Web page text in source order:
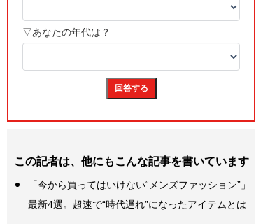
この記者は、他にもこんな記事を書いています
「今から買ってはいけない“メンズファッション”」
最新4選。超速で“時代遅れ”になったアイテムとは